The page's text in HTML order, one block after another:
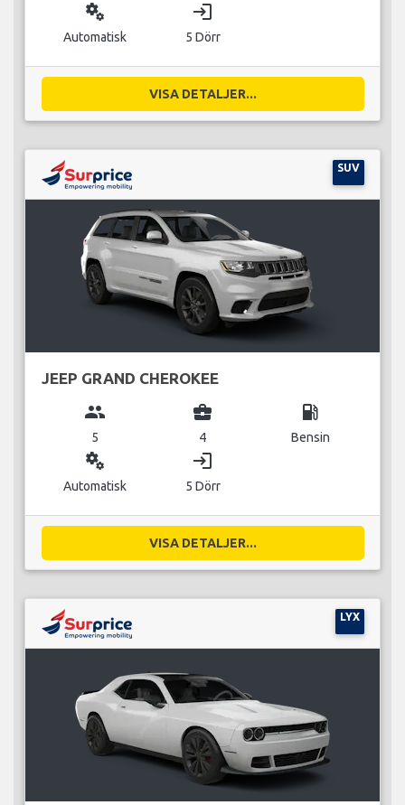
miscellaneous_services
Automatisk
login
5 Dörr
VISA DETALJER...
SUV
JEEP GRAND CHEROKEE
group
5
business_center
4
local_gas_station
Bensin
miscellaneous_services
Automatisk
login
5 Dörr
VISA DETALJER...
LYX